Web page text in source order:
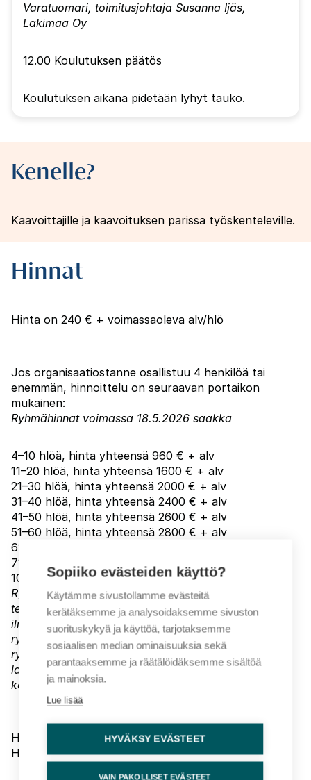
Varatuomari, toimitusjohtaja Susanna Ijäs,
Lakimaa Oy
12.00 Koulutuksen päätös
Koulutuksen aikana pidetään lyhyt tauko.
Kenelle?
Kaavoittajille ja kaavoituksen parissa työskenteleville.
Hinnat
Hinta on 240 € + voimassaoleva alv/hlö
Jos organisaatiostanne osallistuu 4 henkilöä tai
enemmän, hinnoittelu on seuraavan portaikon
mukainen:
Ryhmähinnat voimassa 18.5.2026 saakka
4–10 hlöä, hinta yhteensä 960 € + alv
11–20 hlöä, hinta yhteensä 1600 € + alv
21–30 hlöä, hinta yhteensä 2000 € + alv
31–40 hlöä, hinta yhteensä 2400 € + alv
41–50 hlöä, hinta yhteensä 2600 € + alv
51–60 hlöä, hinta yhteensä 2800 € + alv
61-70 hlöä hinta yhteensä 3000 € + alv
71-100 hlöä hinta yhteensä 3200 € + alv
101 tai enemmän, hinta yhteensä 3400 € + alv
Ryhmähintaan sisällytettävät ilmoittautumiset tulee
tehdä ryhmän ilmoittajan kautta – muutoin
ilmoittautumisia ei voida hyväksyä osaksi
ryhmälaskua. Ryhmähinta edellyttää, että kaikille
ryhmään kuuluville henkilöille on ilmoitettu yhtenäiset
laskutustiedot ja ryhmä laskutetaan yhdellä
koontilaskulla.
Hinta sisältää opetuksen ja sähköisen materiaalin.
Hintaan lisätään laskutuslisä.
Sopiiko evästeiden käyttö?
Käytämme sivustollamme evästeitä
kerätäksemme ja analysoidaksemme sivuston
suorituskykyä ja käyttöä, tarjotaksemme
sosiaalisen median ominaisuuksia sekä
parantaaksemme ja räätälöidäksemme sisältöä
ja mainoksia.
Lue lisää
HYVÄKSY EVÄSTEET
VAIN PAKOLLISET EVÄSTEET